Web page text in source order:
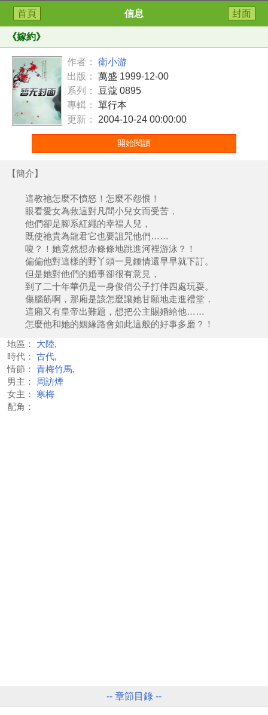
首頁 信息 封面
《嫁約》
作者：
衛小游
出版：
萬盛 1999-12-00
系列：
豆蔻 0895
專輯：
單行本
更新：
2004-10-24 00:00:00
開始閱讀
【簡介】
這教祂怎麼不憤怒！怎麼不怨恨！
眼看愛女為救這對凡間小兒女而受苦，
他們卻是腳系紅繩的幸福人兒，
既使祂貴為龍君它也要詛咒他們……
嗄？！她竟然想赤條條地跳進河裡游泳？！
偏偏他對這樣的野丫頭一見鍾情還早早就下訂。
但是她對他們的婚事卻很有意見，
到了二十年華仍是一身俊俏公子打伴四處玩耍。
傷腦筋啊，那廂是該怎麼讓她甘願地走進禮堂，
這廂又有皇帝出難題，想把公主賜婚給他……
怎麼他和她的姻緣路會如此這般的好事多磨？！
地區：
大陸,
時代：
古代,
情節：
青梅竹馬,
男主：
周訪煙
女主：
寒梅
配角：
-- 章節目錄 --